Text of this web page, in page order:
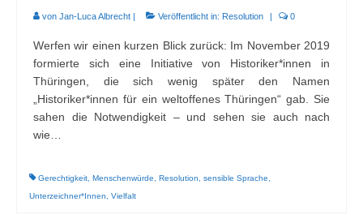
von Jan-Luca Albrecht | Veröffentlicht in: Resolution | 0
Werfen wir einen kurzen Blick zurück: Im November 2019
formierte sich eine Initiative von Historiker*innen in
Thüringen, die sich wenig später den Namen
„Historiker*innen für ein weltoffenes Thüringen“ gab. Sie
sahen die Notwendigkeit – und sehen sie auch nach
wie…
Gerechtigkeit Menschenwürde Resolution sensible Sprache
Unterzeichner*Innen
Vielfalt